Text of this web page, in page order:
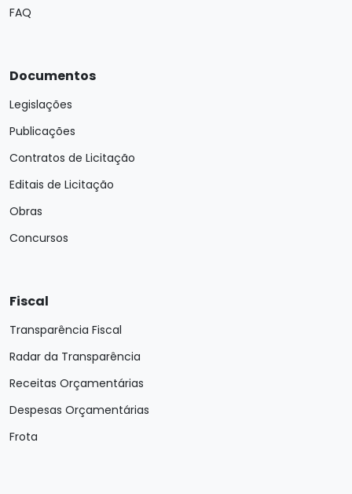
FAQ
Documentos
Legislações
Publicações
Contratos de Licitação
Editais de Licitação
Obras
Concursos
Fiscal
Transparência Fiscal
Radar da Transparência
Receitas Orçamentárias
Despesas Orçamentárias
Frota